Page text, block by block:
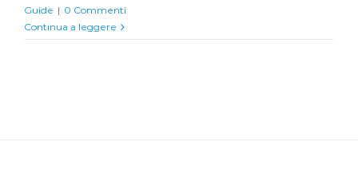
Guide | 0 Commenti
Continua a leggere